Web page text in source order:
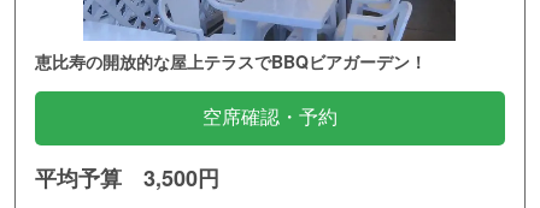
恵比寿の開放的な屋上テラスでBBQビアガーデン！
空席確認・予約
平均予算 3,500円